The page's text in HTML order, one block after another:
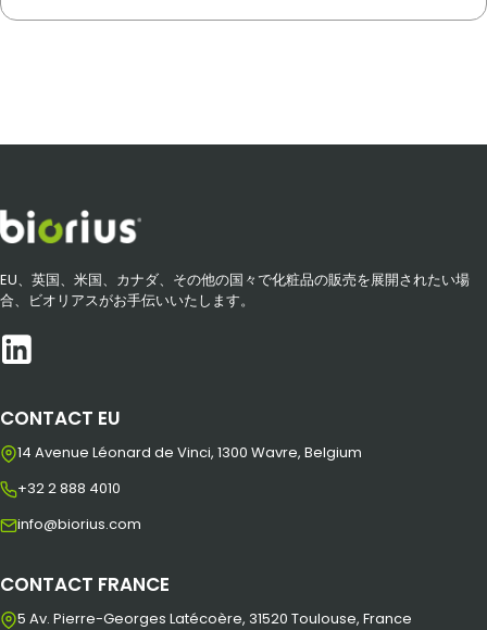
EU、英国、米国、カナダ、その他の国々で化粧品の販売を展開されたい場
合、ビオリアスがお手伝いいたします。
CONTACT EU
14 Avenue Léonard de Vinci, 1300 Wavre, Belgium
+32 2 888 4010
info@biorius.com
CONTACT FRANCE
5 Av. Pierre-Georges Latécoère, 31520 Toulouse, France